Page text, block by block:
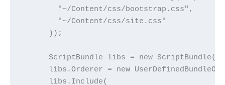
        "~/Content/css/bootstrap.css",
        "~/Content/css/site.css"
      ));
ScriptBundle libs = new
libs.Orderer = new
      libs.Include(